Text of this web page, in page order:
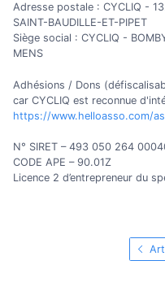
Adresse postale : CYCLIQ -
SAINT-BAUDILLE-ET-PIPET
Siège social : CYCLIQ -
MENS
Adhésions / Dons
car CYCLIQ est reconnue
https://www.helloasso.com/
N° SIRET – 493 050 264
CODE APE – 90.01Z
Licence 2 d’entrepreneur du